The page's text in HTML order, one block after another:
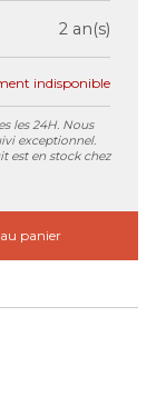
2 an(s)
indisponible
les 24H. Nous
exceptionnel.
est en stock chez
panier